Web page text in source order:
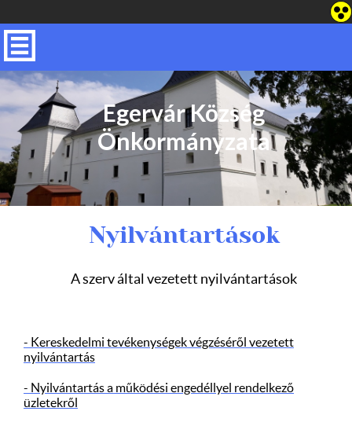
Egervár Község
Önkormányzata
Nyilvántartások
A szerv által vezetett nyilvántartások
- Kereskedelmi tevékenységek végzéséről vezetett
nyilvántartás
- Nyilvántartás a működési engedéllyel rendelkező
üzletekről